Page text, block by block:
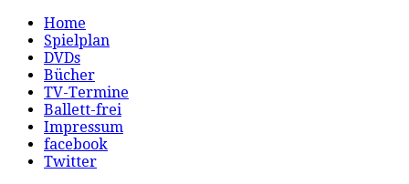
Home
Spielplan
DVDs
Bücher
TV-Termine
Ballett-frei
Impressum
facebook
Twitter